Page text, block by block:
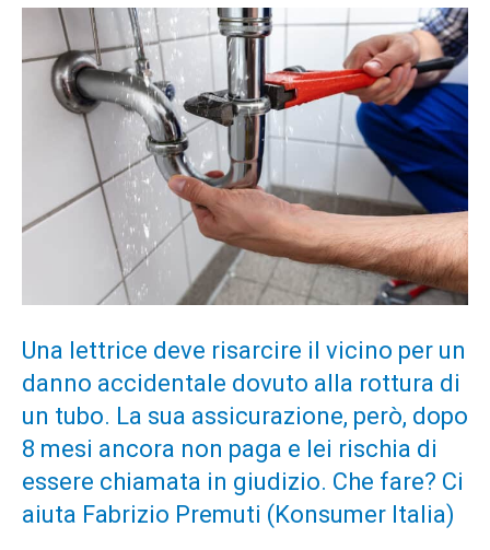
Una lettrice deve risarcire il vicino per un
danno accidentale dovuto alla rottura di
un tubo. La sua assicurazione, però, dopo
8 mesi ancora non paga e lei rischia di
essere chiamata in giudizio. Che fare? Ci
aiuta Fabrizio Premuti (Konsumer Italia)